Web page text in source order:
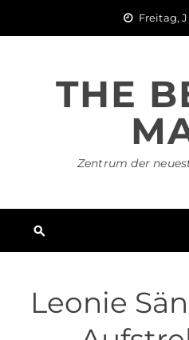
Freitag,
THE
Zentrum der
Leonie